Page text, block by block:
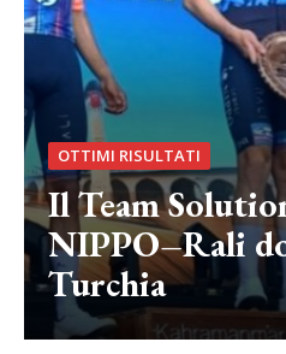
OTTIMI RISULTATI
Il Team
NIPPO–Rali
Turchia